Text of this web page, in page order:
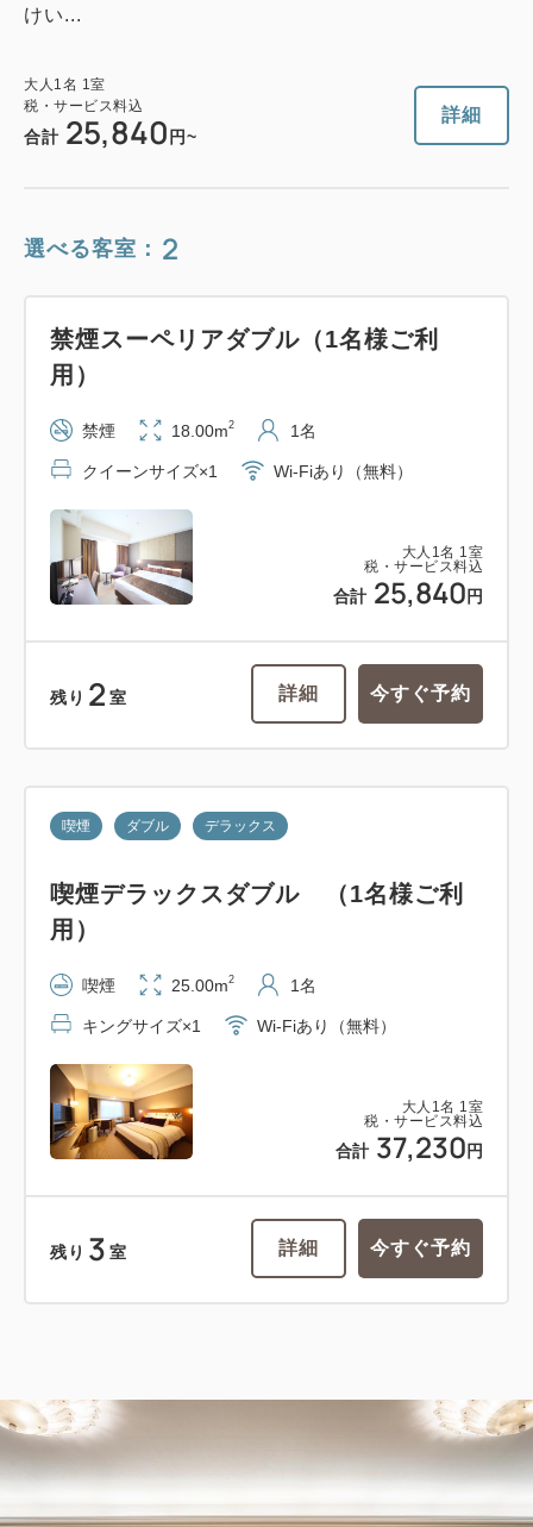
けい...
大人 1 名 1 室
税・サービス料込
合計 25,840円~
詳細
選べる客室： 2
大人 1 名 1 室
税・サービス料込
合計 25,840円
禁煙スーペリアダブル（1名様ご利
用）
禁煙 18.00m2 1名
クイーンサイズ×1 Wi-Fiあり（無料）
残り 2 室 詳細 今すぐ予約
大人 1 名 1 室
税・サービス料込
合計 37,230円
喫煙 ダブル デラックス
喫煙デラックスダブル （1名様ご利
用）
喫煙 25.00m2 1名
キングサイズ×1 Wi-Fiあり（無料）
残り 3 室 詳細 今すぐ予約